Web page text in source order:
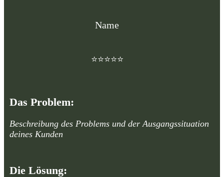
Name
⭐⭐⭐⭐⭐
Das Problem:
Beschreibung des Problems und der Ausgangssituation
deines Kunden
Die Lösung: